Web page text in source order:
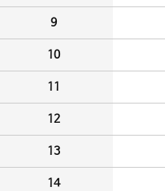
9
10
11
12
13
14